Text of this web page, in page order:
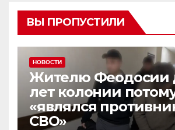
ВЫ ПРОПУСТИЛИ
НОВОСТИ
Жителю Феодосии
лет колонии
«являлся
СВО»